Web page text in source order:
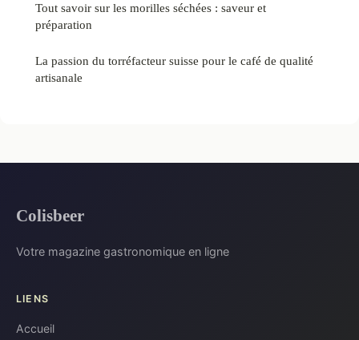
Tout savoir sur les morilles séchées : saveur et
préparation
La passion du torréfacteur suisse pour le café de qualité
artisanale
Colisbeer
Votre magazine gastronomique en ligne
LIENS
Accueil